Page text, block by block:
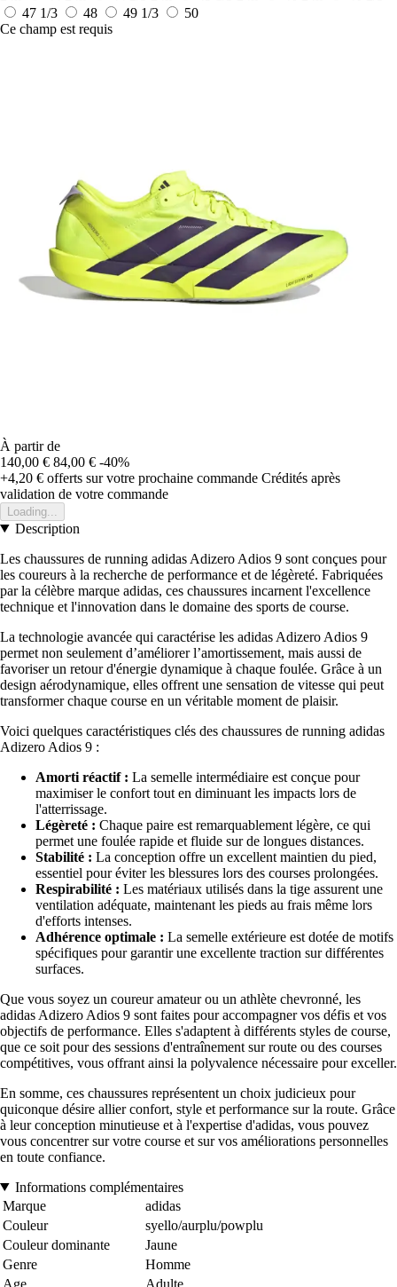
47 1/3
48 49 1/3
50
Ce champ est requis
À partir de
140,00 € 84,00 € -40%
+4,20 € offerts sur votre prochaine commande Crédités après
validation de votre commande
Loading...
Description
Les chaussures de running adidas Adizero Adios 9 sont conçues pour
les coureurs à la recherche de performance et de légèreté. Fabriquées
par la célèbre marque adidas, ces chaussures incarnent l'excellence
technique et l'innovation dans le domaine des sports de course.
La technologie avancée qui caractérise les adidas Adizero Adios 9
permet non seulement d’améliorer l’amortissement, mais aussi de
favoriser un retour d'énergie dynamique à chaque foulée. Grâce à un
design aérodynamique, elles offrent une sensation de vitesse qui peut
transformer chaque course en un véritable moment de plaisir.
Voici quelques caractéristiques clés des chaussures de running adidas
Adizero Adios 9 :
Amorti réactif : La semelle intermédiaire est conçue pour
maximiser le confort tout en diminuant les impacts lors de
l'atterrissage.
Légèreté : Chaque paire est remarquablement légère, ce qui
permet une foulée rapide et fluide sur de longues distances.
Stabilité : La conception offre un excellent maintien du pied,
essentiel pour éviter les blessures lors des courses prolongées.
Respirabilité : Les matériaux utilisés dans la tige assurent une
ventilation adéquate, maintenant les pieds au frais même lors
d'efforts intenses.
Adhérence optimale : La semelle extérieure est dotée de motifs
spécifiques pour garantir une excellente traction sur différentes
surfaces.
Que vous soyez un coureur amateur ou un athlète chevronné, les
adidas Adizero Adios 9 sont faites pour accompagner vos défis et vos
objectifs de performance. Elles s'adaptent à différents styles de course,
que ce soit pour des sessions d'entraînement sur route ou des courses
compétitives, vous offrant ainsi la polyvalence nécessaire pour exceller.
En somme, ces chaussures représentent un choix judicieux pour
quiconque désire allier confort, style et performance sur la route. Grâce
à leur conception minutieuse et à l'expertise d'adidas, vous pouvez
vous concentrer sur votre course et sur vos améliorations personnelles
en toute confiance.
Informations complémentaires
Marque
adidas
Couleur
syello/aurplu/powplu
Couleur dominante
Jaune
Genre
Homme
Age
Adulte